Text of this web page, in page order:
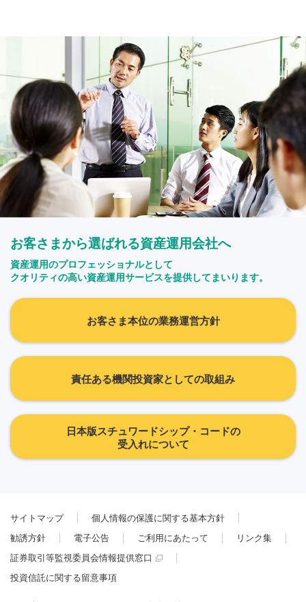
お客さまから選ばれる資産運用会社へ
資産運用のプロフェッショナルとして
クオリティの高い資産運用サービスを提供してまいります。
お客さま本位の業務運営方針
責任ある機関投資家としての取組み
日本版スチュワードシップ・コードの
受入れについて
サイトマップ
個人情報の保護に関する基本方針
勧誘方針
電子公告 ご利用にあたって
リンク集
証券取引等監視委員会情報提供窓口
投資信託に関する留意事項